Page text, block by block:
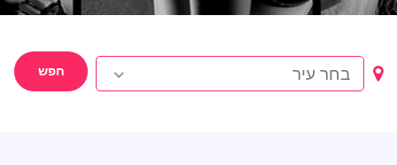
בחר עיר חפש